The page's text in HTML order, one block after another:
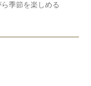
季節を楽しめる